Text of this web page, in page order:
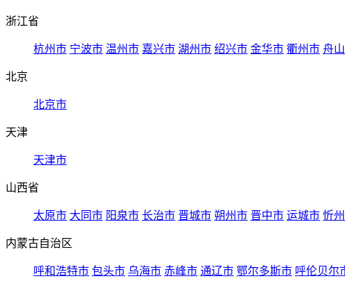
浙江省
杭州市 宁波市 温州市 嘉兴市 湖州市 绍兴市 金华市 衢州市 舟
北京
北京市
天津
天津市
山西省
太原市 大同市 阳泉市 长治市 晋城市 朔州市 晋中市 运城市 忻
内蒙古自治区
呼和浩特市 包头市 乌海市 赤峰市 通辽市 鄂尔多斯市 呼伦贝尔